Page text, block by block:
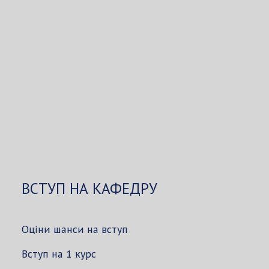
ВСТУП НА КАФЕДРУ
Оціни шанси на вступ
Вступ на 1 курс